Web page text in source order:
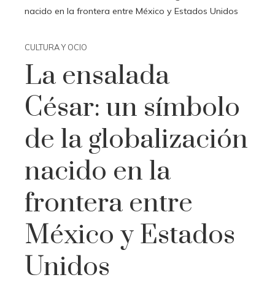
nacido en la frontera entre México y Estados Unidos
CULTURA Y OCIO
La ensalada
César: un símbolo
de la globalización
nacido en la
frontera entre
México y Estados
Unidos